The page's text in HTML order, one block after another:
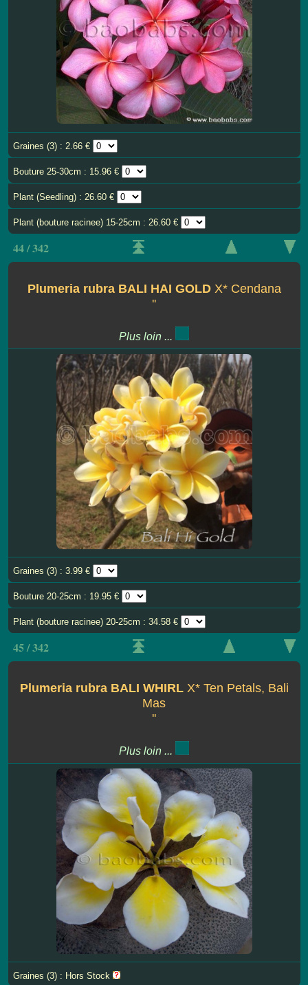
Graines (3) : 2.66 €
Bouture 25-30cm : 15.96 €
Plant (Seedling) : 26.60 €
Plant (bouture racinee) 15-25cm : 26.60 €
44 / 342
Plumeria rubra BALI HAI GOLD X* Cendana
''
Plus loin ...
Graines (3) : 3.99 €
Bouture 20-25cm : 19.95 €
Plant (bouture racinee) 20-25cm : 34.58 €
45 / 342
Plumeria rubra BALI WHIRL X* Ten Petals, Bali
Mas
''
Plus loin ...
Graines (3) : Hors Stock